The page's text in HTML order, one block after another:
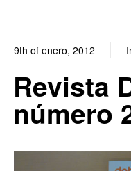
9th of enero, 2012
Revista
número